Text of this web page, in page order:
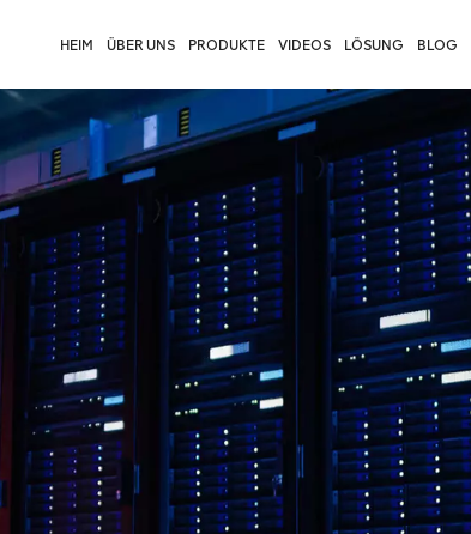
HEIM ÜBER UNS PRODUKTE VIDEOS LÖSUNG BLOG